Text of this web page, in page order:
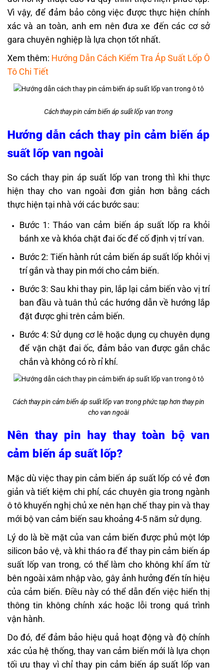
Vì vậy, để đảm bảo công việc được thực hiện chính
xác và an toàn, anh em nên đưa xe đến các cơ sở
gara chuyên nghiệp là lựa chọn tốt nhất.
Xem thêm: Hướng Dẫn Cách Kiểm Tra Áp Suất Lốp Ô
Tô Chi Tiết
Cách thay pin cảm biến áp suất lốp van trong
Hướng dẫn cách thay pin cảm biến áp
suất lốp van ngoài
So cách thay pin áp suất lốp van trong thì khi thực
hiện thay cho van ngoài đơn giản hơn bằng cách
thực hiện tại nhà với các bước sau:
Bước 1: Tháo van cảm biến áp suất lốp ra khỏi
bánh xe và khóa chặt đai ốc để cố định vị trí van.
Bước 2: Tiến hành rút cảm biến áp suất lốp khỏi vị
trí gắn và thay pin mới cho cảm biến.
Bước 3: Sau khi thay pin, lắp lại cảm biến vào vị trí
ban đầu và tuân thủ các hướng dẫn về hướng lắp
đặt được ghi trên cảm biến.
Bước 4: Sử dụng cơ lê hoặc dụng cụ chuyên dụng
để vặn chặt đai ốc, đảm bảo van được gắn chắc
chắn và không có rò rỉ khí.
Cách thay pin cảm biến áp suất lốp van trong phức tạp hơn thay pin
cho van ngoài
Nên thay pin hay thay toàn bộ van
cảm biến áp suất lốp?
Mặc dù việc thay pin cảm biến áp suất lốp có vẻ đơn
giản và tiết kiệm chi phí, các chuyên gia trong ngành
ô tô khuyến nghị chủ xe nên hạn chế thay pin và thay
mới bộ van cảm biến sau khoảng 4-5 năm sử dụng.
Lý do là bề mặt của van cảm biến được phủ một lớp
silicon bảo vệ, và khi tháo ra để thay pin cảm biến áp
suất lốp van trong, có thể làm cho không khí ẩm từ
bên ngoài xâm nhập vào, gây ảnh hưởng đến tín hiệu
của cảm biến. Điều này có thể dẫn đến việc hiển thị
thông tin không chính xác hoặc lỗi trong quá trình
vận hành.
Do đó, để đảm bảo hiệu quả hoạt động và độ chính
xác của hệ thống, thay van cảm biến mới là lựa chọn
tối ưu thay vì chỉ thay pin cảm biến áp suất lốp van